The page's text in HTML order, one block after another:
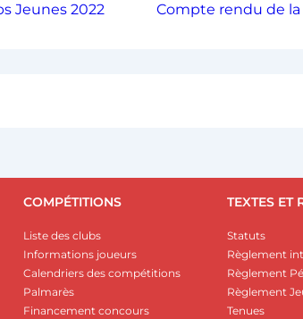
Jeunes 2022
Compte rendu de
COMPÉTITIONS
Liste des clubs
Informations joueurs
Calendriers des compétitions
Palmarès
Financement concours
TEXTES ET
Statuts
Règlement
Règlement
Règlement
Tenues